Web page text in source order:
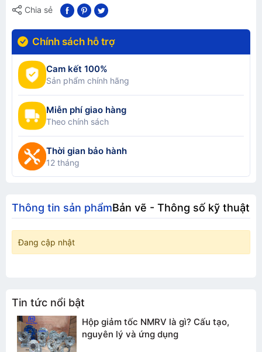
Chia sẻ
Chính sách hỗ trợ
Cam kết 100%
Sản phẩm chính hãng
Miễn phí giao hàng
Theo chính sách
Thời gian bảo hành
12 tháng
Thông tin sản phẩmBản vẽ - Thông số kỹ thuật
Đang cập nhật
Tin tức nổi bật
Hộp giảm tốc NMRV là gì? Cấu tạo,
nguyên lý và ứng dụng